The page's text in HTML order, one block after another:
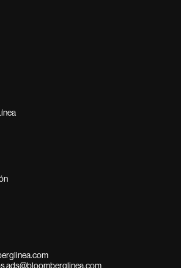
ads@bloomberglinea.com